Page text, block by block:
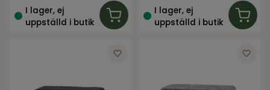
I lager, ej
uppställd i butik
I lager, ej
uppställd i butik